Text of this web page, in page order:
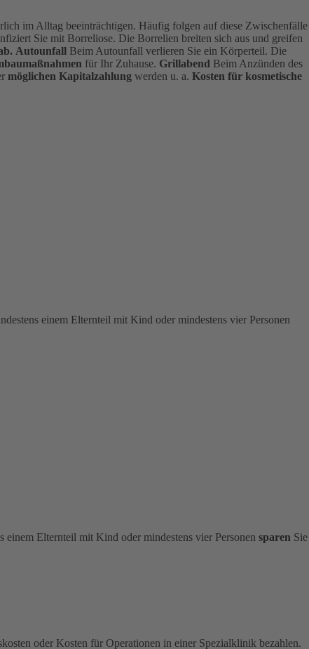
im Alltag beeinträchtigen. Häufig folgen auf diese Zwischenfälle
Sie mit Borreliose. Die Borrelien breiten sich aus und greifen
Autounfall Beim Autounfall verlieren Sie ein Körperteil. Die
für Ihr Zuhause. Grillabend Beim Anzünden des
möglichen Kapitalzahlung werden u. a. Kosten für kosmetische
einem Elternteil mit Kind oder mindestens vier Personen
einem Elternteil mit Kind oder mindestens vier Personen sparen Sie
oder Kosten für Operationen in einer Spezialklinik bezahlen.